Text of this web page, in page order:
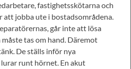
fastighetsskötarna och
jobba ute i bostadsområdena.
går inte att lösa
tas om hand. Däremot
De ställs inför nya
runt hörnet. En akut